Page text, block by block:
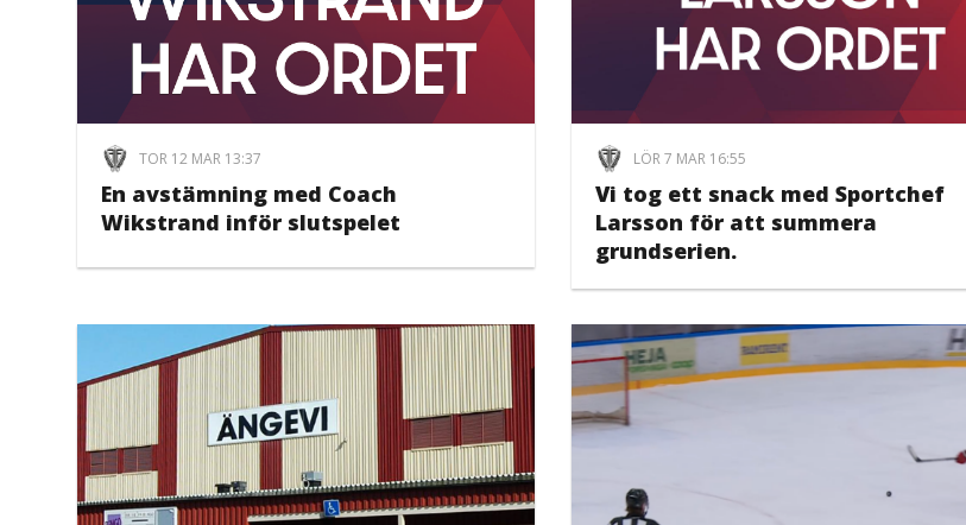
TOR 12 MAR 13:37
En avstämning med Coach
Wikstrand inför slutspelet
LÖR 7 MAR 16:55
Vi tog ett snack med Sportchef
Larsson för att summera
grundserien.